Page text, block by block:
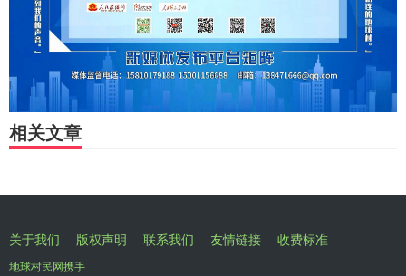
相关文章
关于我们 版权声明 联系我们 友情链接 收费标准
地球村民网携手